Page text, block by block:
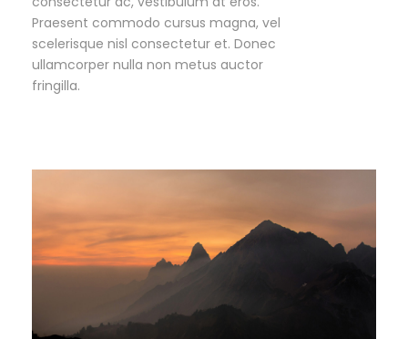
Praesent commodo cursus magna, vel
scelerisque nisl consectetur et. Donec
ullamcorper nulla non metus auctor
fringilla.